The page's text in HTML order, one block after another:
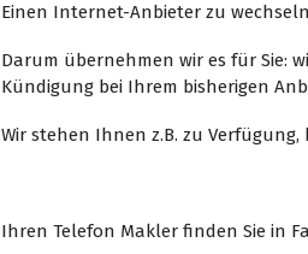
Einen Internet-Anbieter zu
Darum übernehmen wir es für Sie:
Kündigung bei Ihrem bisherigen
Wir stehen Ihnen z.B. zu
Ihren Telefon Makler finden Sie in